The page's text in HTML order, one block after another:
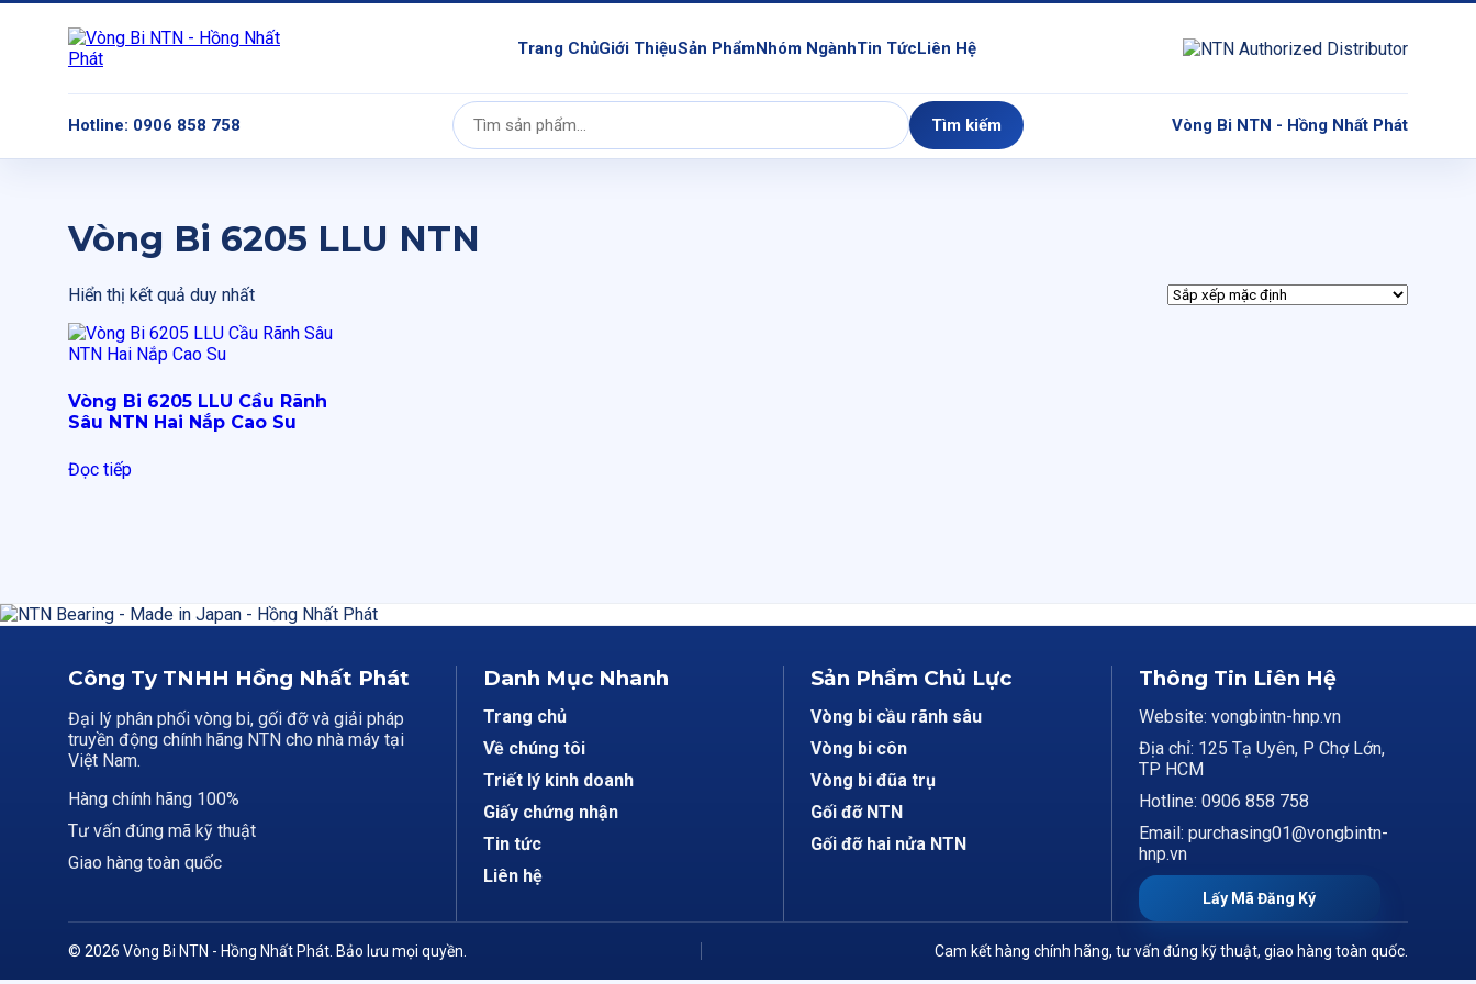
Trang ChủGiới ThiệuSản PhẩmNhóm NgànhTin TứcLiên Hệ
Hotline: 0906 858 758
Tìm
kiếm:
Tìm kiếm Vòng Bi NTN - Hồng Nhất Phát
Vòng Bi 6205 LLU NTN
Hiển thị kết quả duy nhất
Vòng Bi 6205 LLU Cầu Rãnh
Sâu NTN Hai Nắp Cao Su
Đọc tiếp
Công Ty TNHH Hồng Nhất Phát
Đại lý phân phối vòng bi, gối đỡ và giải pháp
truyền động chính hãng NTN cho nhà máy tại
Việt Nam.
Hàng chính hãng 100%
Tư vấn đúng mã kỹ thuật
Giao hàng toàn quốc
Danh Mục Nhanh
Trang chủ
Về chúng tôi
Triết lý kinh doanh
Giấy chứng nhận
Tin tức
Liên hệ
Sản Phẩm Chủ Lực
Vòng bi cầu rãnh sâu
Vòng bi côn
Vòng bi đũa trụ
Gối đỡ NTN
Gối đỡ hai nửa NTN
Thông Tin Liên Hệ
Website: vongbintn-hnp.vn
Địa chỉ: 125 Tạ Uyên, P Chợ Lớn,
TP HCM
Hotline: 0906 858 758
Email: purchasing01@vongbintn-
hnp.vn
Lấy Mã Đăng Ký
© 2026 Vòng Bi NTN - Hồng Nhất Phát. Bảo lưu mọi quyền. Cam kết hàng chính hãng, tư vấn đúng kỹ thuật, giao hàng toàn quốc.